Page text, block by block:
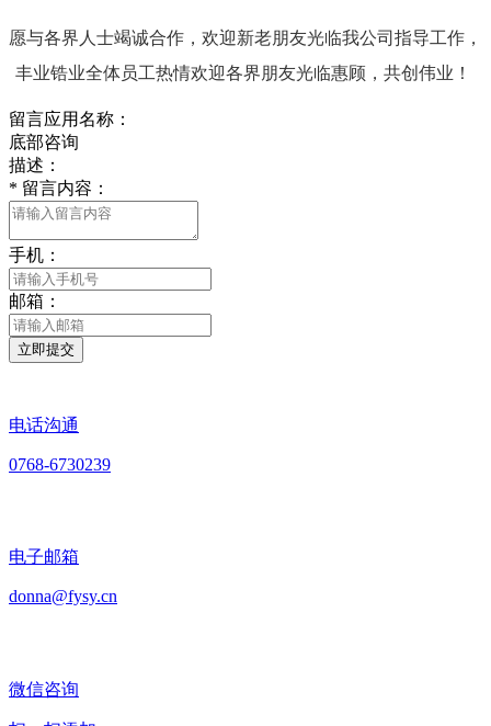
愿与各界人士竭诚合作，欢迎新老朋友光临我公司指导工作，
丰业锆业全体员工热情欢迎各界朋友光临惠顾，共创伟业！
留言应用名称：
底部咨询
描述：
* 留言内容：
手机：
邮箱：
立即提交
电话沟通
0768-6730239
电子邮箱
donna@fysy.cn
微信咨询